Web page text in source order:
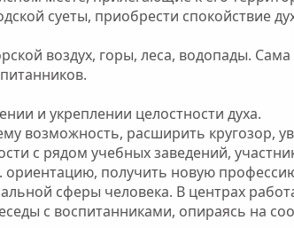
суеты, приобрести спокойствие
воздух, горы, леса, водопады.
и укреплении целостности духа.
возможность, расширить кругозор,
с рядом учебных заведений,
получить новую
сферы человека. В центрах
с воспитанниками, опираясь на